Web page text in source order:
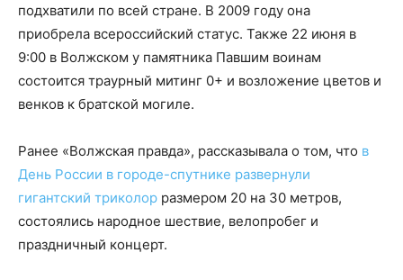
подхватили по всей стране. В 2009 году она
приобрела всероссийский статус. Также 22 июня в
9:00 в Волжском у памятника Павшим воинам
состоится траурный митинг 0+ и возложение цветов и
венков к братской могиле.
Ранее «Волжская правда», рассказывала о том, что в
День России в городе-спутнике развернули
гигантский триколор размером 20 на 30 метров,
состоялись народное шествие, велопробег и
праздничный концерт.